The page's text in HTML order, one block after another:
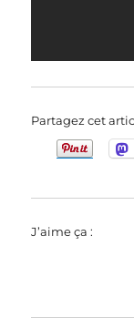
Partagez cet
J’aime ça :